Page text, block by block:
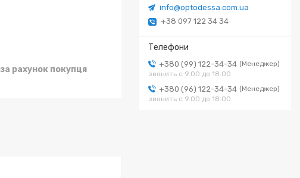
info@optodessa.com.ua
+38 097 122 34 34
+380 (99) 122-34-34
Менеджер
звонить с 9.00 до 18.00
+380 (96) 122-34-34
Менеджер
звонить с 9.00 до 18.00
за рахунок покупця